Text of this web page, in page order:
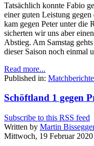
Tatsächlich konnte Fabio
einer guten Leistung
kam gegen Peter unter die
sicherten wir uns aber
Abstieg. Am Samstag
dieser Saison noch einmal
Read more...
Published in: Matchberichte
Schöftland 1 gegen
Subscribe to this RSS feed
Written by Martin
Mittwoch, 19 Februar